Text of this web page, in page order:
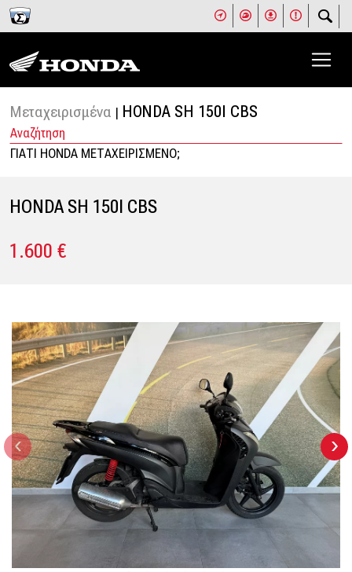
Μεταχειρισμένα | HONDA SH 150I CBS
Αναζήτηση
ΓΙΑΤΙ HONDA ΜΕΤΑΧΕΙΡΙΣΜΕΝΟ;
HONDA SH 150I CBS
1.600 €
‹ ›